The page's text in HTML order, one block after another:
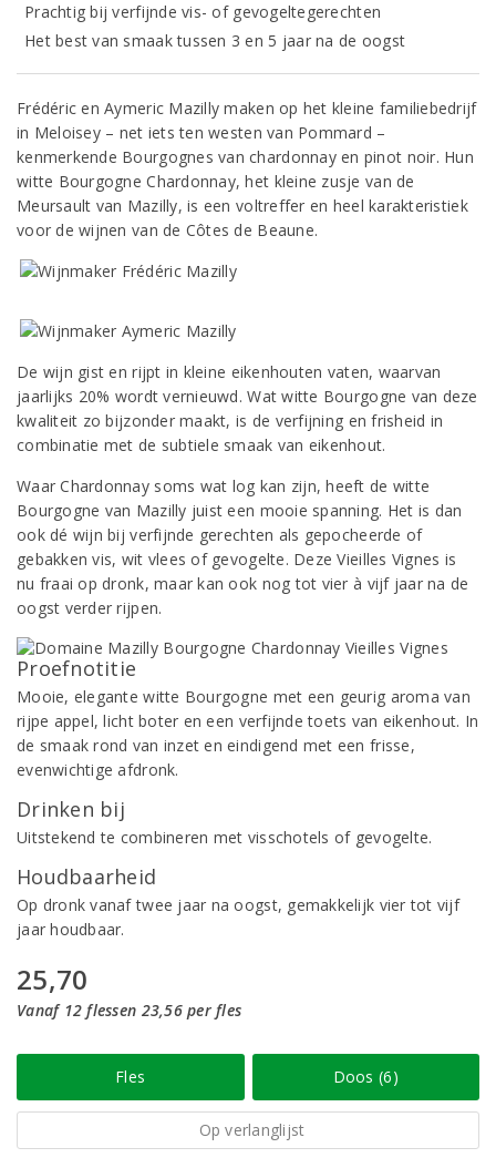
Prachtig bij verfijnde vis- of gevogeltegerechten
Het best van smaak tussen 3 en 5 jaar na de oogst
Frédéric en Aymeric Mazilly maken op het kleine familiebedrijf
in Meloisey – net iets ten westen van Pommard –
kenmerkende Bourgognes van chardonnay en pinot noir. Hun
witte Bourgogne Chardonnay, het kleine zusje van de
Meursault van Mazilly, is een voltreffer en heel karakteristiek
voor de wijnen van de Côtes de Beaune.
De wijn gist en rijpt in kleine eikenhouten vaten, waarvan
jaarlijks 20% wordt vernieuwd. Wat witte Bourgogne van deze
kwaliteit zo bijzonder maakt, is de verfijning en frisheid in
combinatie met de subtiele smaak van eikenhout.
Waar Chardonnay soms wat log kan zijn, heeft de witte
Bourgogne van Mazilly juist een mooie spanning. Het is dan
ook dé wijn bij verfijnde gerechten als gepocheerde of
gebakken vis, wit vlees of gevogelte. Deze Vieilles Vignes is
nu fraai op dronk, maar kan ook nog tot vier à vijf jaar na de
oogst verder rijpen.
Proefnotitie
Mooie, elegante witte Bourgogne met een geurig aroma van
rijpe appel, licht boter en een verfijnde toets van eikenhout. In
de smaak rond van inzet en eindigend met een frisse,
evenwichtige afdronk.
Drinken bij
Uitstekend te combineren met visschotels of gevogelte.
Houdbaarheid
Op dronk vanaf twee jaar na oogst, gemakkelijk vier tot vijf
jaar houdbaar.
25,70
Vanaf 12 flessen 23,56 per fles
Fles Doos (6)
Op verlanglijst